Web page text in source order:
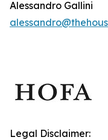
Alessandro Gallini
Legal Disclaimer: